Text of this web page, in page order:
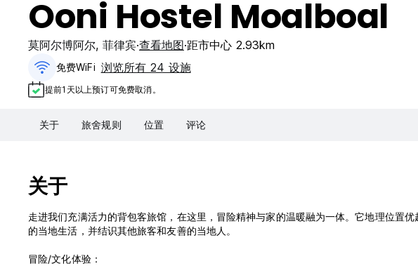
Ooni Hostel Moalboal
莫阿尔博阿尔, 菲律宾 查看地图 距市中心 2.93km
免费WiFi 浏览所有 24 设施
提前1天以上预订可免费取消。
关于 旅舍规则 位置 评论
关于
走进我们充满活力的背包客旅馆，在这里，冒险精神与家的温暖融为一体。它地理位置
的当地生活，并结识其他旅客和友善的当地人。
冒险/文化体验：